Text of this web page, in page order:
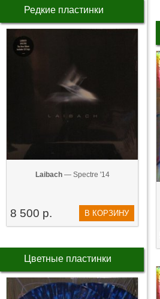
Редкие пластинки
Laibach— Spectre '14
8 500 р. В КОРЗИНУ
Цветные пластинки